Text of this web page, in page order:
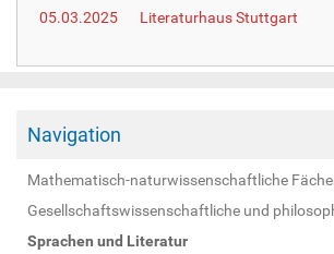
:
05.03.2025
Literaturhaus Stuttgart
Navigation
Mathematisch-naturwissenschaftliche
Gesellschaftswissenschaftliche und
Sprachen und Literatur